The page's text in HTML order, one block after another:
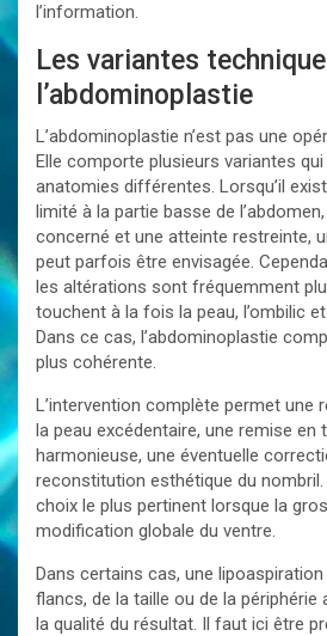
l’information.
Les variantes
l’abdominoplastie
L’abdominoplastie n’est pas une
Elle comporte plusieurs variantes
anatomies différentes. Lorsqu’il
limité à la partie basse de
concerné et une atteinte restreinte,
peut parfois être envisagée.
les altérations sont fréquemment
touchent à la fois la peau, l’ombilic
Dans ce cas, l’abdominoplastie
plus cohérente.
L’intervention complète permet une
la peau excédentaire, une remise en
harmonieuse, une éventuelle
reconstitution esthétique du
choix le plus pertinent lorsque la
modification globale du ventre.
Dans certains cas, une
flancs, de la taille ou de la périphérie
la qualité du résultat. Il faut ici être